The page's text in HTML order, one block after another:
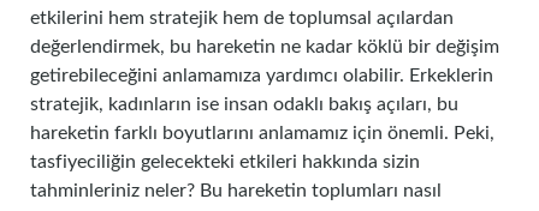
etkilerini hem stratejik hem de toplumsal açılardan
değerlendirmek, bu hareketin ne kadar köklü bir değişim
getirebileceğini anlamamıza yardımcı olabilir. Erkeklerin
stratejik, kadınların ise insan odaklı bakış açıları, bu
hareketin farklı boyutlarını anlamamız için önemli. Peki,
tasfiyeciliğin gelecekteki etkileri hakkında sizin
tahminleriniz neler? Bu hareketin toplumları nasıl